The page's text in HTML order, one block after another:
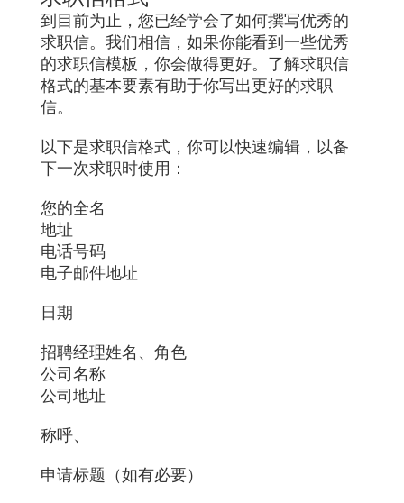
到目前为止，您已经学会了如何撰写优秀的
求职信。我们相信，如果你能看到一些优秀
的求职信模板，你会做得更好。了解求职信
格式的基本要素有助于你写出更好的求职
信。
以下是求职信格式，你可以快速编辑，以备
下一次求职时使用：
您的全名
地址
电话号码
电子邮件地址
日期
招聘经理姓名、角色
公司名称
公司地址
称呼、
申请标题（如有必要）